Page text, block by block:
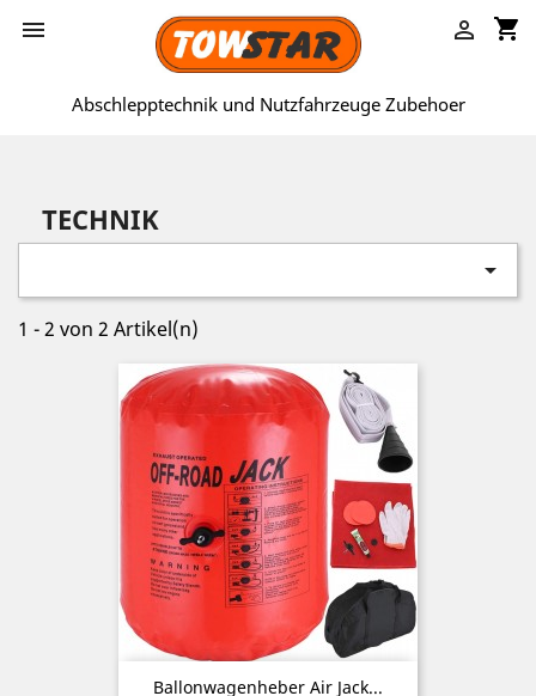
 shopping_cart

Abschlepptechnik und Nutzfahrzeuge Zubehoer
TECHNIK

1 - 2 von 2 Artikel(n)
Ballonwagenheber Air Jack...